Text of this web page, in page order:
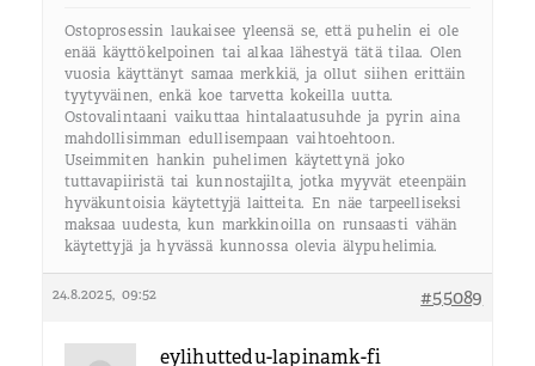
Ostoprosessin laukaisee yleensä se, että puhelin ei ole
enää käyttökelpoinen tai alkaa lähestyä tätä tilaa. Olen
vuosia käyttänyt samaa merkkiä, ja ollut siihen erittäin
tyytyväinen, enkä koe tarvetta kokeilla uutta.
Ostovalintaani vaikuttaa hintalaatusuhde ja pyrin aina
mahdollisimman edullisempaan vaihtoehtoon.
Useimmiten hankin puhelimen käytettynä joko
tuttavapiiristä tai kunnostajilta, jotka myyvät eteenpäin
hyväkuntoisia käytettyjä laitteita. En näe tarpeelliseksi
maksaa uudesta, kun markkinoilla on runsaasti vähän
käytettyjä ja hyvässä kunnossa olevia älypuhelimia.
24.8.2025, 09:52 #55089
eylihuttedu-lapinamk-fi